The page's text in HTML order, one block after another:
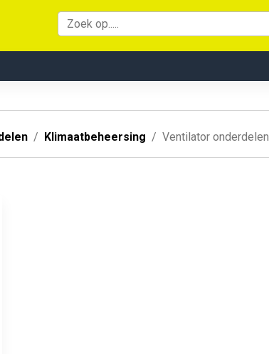
Klimaatbeheersing Ventilator onderdelen